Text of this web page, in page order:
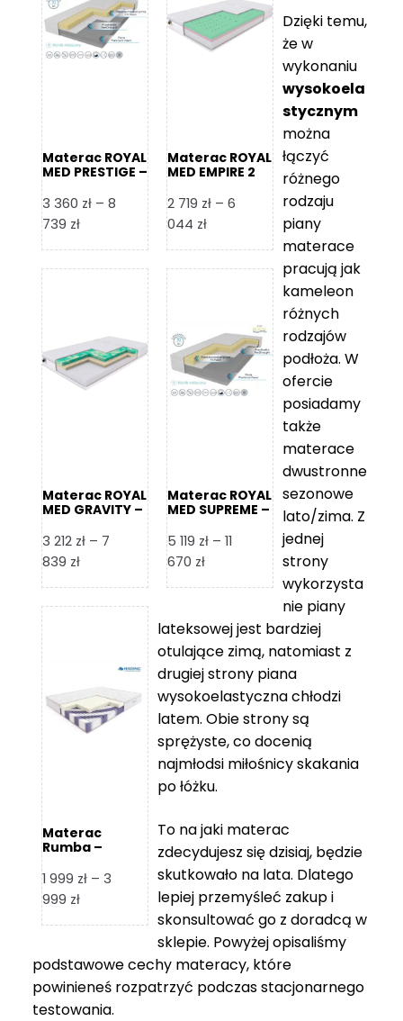
7
000 zł
8
865 zł
Materac ROYAL
MED PRESTIGE –
3 360 zł – 8
739 złZakres
od
8
739 zł
Materac ROYAL
MED EMPIRE 2
2 719 zł – 6
044 złZakres
od
6
044 zł
Materac ROYAL
MED GRAVITY –
3 212 zł – 7
839 złZakres
od
839 zł
Materac ROYAL
MED SUPREME –
5 119 zł – 11
670 złZakres
5
119 zł
do
670 zł
Materac
Rumba –
1 999 zł – 3
999 złZakres
1
999 zł
do
Dzięki temu,
że w
wykonaniu
wysokoela
stycznym
można
łączyć
różnego
rodzaju
piany
materace
pracują jak
kameleon
różnych
rodzajów
podłoża. W
ofercie
posiadamy
także
materace
dwustronne
sezonowe
lato/zima. Z
jednej
strony
wykorzysta
nie piany
lateksowej jest bardziej
otulające zimą, natomiast z
drugiej strony piana
wysokoelastyczna chłodzi
latem. Obie strony są
sprężyste, co docenią
najmłodsi miłośnicy skakania
po łóżku.
To na jaki materac
zdecydujesz się dzisiaj, będzie
skutkowało na lata. Dlatego
lepiej przemyśleć zakup i
skonsultować go z doradcą w
sklepie. Powyżej opisaliśmy
podstawowe cechy materacy, które
powinieneś rozpatrzyć podczas stacjonarnego
testowania.